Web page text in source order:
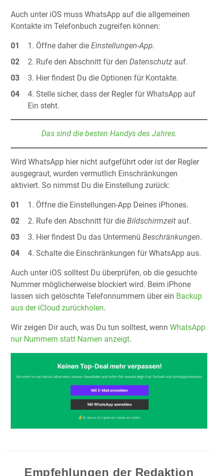
Auch unter iOS muss WhatsApp auf die allgemeinen
Kontakte im Telefonbuch zugreifen können:
Öffne daher die Einstellungen-App.
Rufe den Abschnitt für denDatenschutz auf.
Hier findest Du die Optionen für Kontakte.
Stelle sicher, dass der Regler für WhatsApp auf
Ein steht.
Das sind die besten Handys des Jahres.
Wird WhatsApp hier nicht aufgeführt oder ist der Regler
ausgegraut, wurden vermutlich Einschränkungen
aktiviert. So nimmst Du die Einstellung zurück:
Öffne die Einstellungen-App Deines iPhones.
Rufe den Abschnitt für dieBildschirmzeit auf.
Hier findest Du das UntermenüBeschränkungen.
Schalte die Einschränkungen für WhatsApp aus.
Auch unter iOS solltest Du überprüfen, ob die gesuchte
Nummer möglicherweise blockiert wird. Beim iPhone
lassen sich gelöschte Telefonnummern über ein Backup
aus der iCloud zurückholen.
Wir zeigen Dir auch, was Du tun solltest, wenn WhatsApp
nur Nummern statt Namen anzeigt.
Empfehlungen der Redaktion